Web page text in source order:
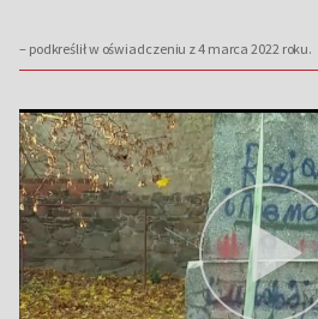
– podkreślił w oświadczeniu z 4 marca 2022 roku.